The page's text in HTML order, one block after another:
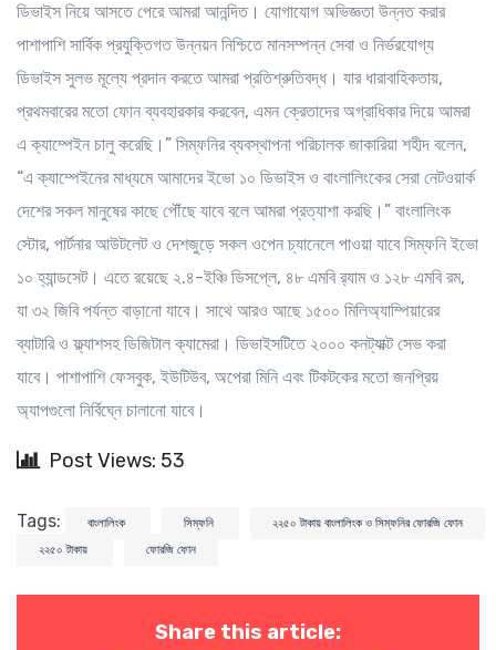
ডিভাইস নিয়ে আসতে পেরে আমরা আনন্দিত। যোগাযোগ অভিজ্ঞতা উন্নত করার
পাশাপাশি সার্বিক প্রযুক্তিগত উন্নয়ন নিশ্চিতে মানসম্পন্ন সেবা ও নির্ভরযোগ্য
ডিভাইস সুলভ মূল্যে প্রদান করতে আমরা প্রতিশ্রুতিবদ্ধ। যার ধারাবাহিকতায়,
প্রথমবারের মতো ফোন ব্যবহারকার করবেন, এমন ক্রেতাদের অগ্রাধিকার দিয়ে আমরা
এ ক্যাম্পেইন চালু করেছি।” সিম্ফনির ব্যবস্থাপনা পরিচালক জাকারিয়া শহীদ বলেন,
“এ ক্যাম্পেইনের মাধ্যমে আমাদের ইভো ১০ ডিভাইস ও বাংলালিংকের সেরা নেটওয়ার্ক
দেশের সকল মানুষের কাছে পৌঁছে যাবে বলে আমরা প্রত্যাশা করছি।” বাংলালিংক
স্টোর, পার্টনার আউটলেট ও দেশজুড়ে সকল ওপেন চ্যানেলে পাওয়া যাবে সিম্ফনি ইভো
১০ হ্যান্ডসেট। এতে রয়েছে ২.৪-ইঞ্চি ডিসপ্লে, ৪৮ এমবি র‍্যাম ও ১২৮ এমবি রম,
যা ৩২ জিবি পর্যন্ত বাড়ানো যাবে। সাথে আরও আছে ১৫০০ মিলিঅ্যাম্পিয়ারের
ব্যাটারি ও ফ্ল্যাশসহ ডিজিটাল ক্যামেরা। ডিভাইসটিতে ২০০০ কনট্যাক্ট সেভ করা
যাবে। পাশাপাশি ফেসবুক, ইউটিউব, অপেরা মিনি এবং টিকটকের মতো জনপ্রিয়
অ্যাপগুলো নির্বিঘ্নে চালানো যাবে।
Post Views: 53
Tags: বাংলালিংক সিম্ফনি
২২৫০ টাকায় বাংলালিংক ও সিম্ফনির ফোরজি ফোন
২২৫০ টাকায়
ফোরজি ফোন
Share this article: